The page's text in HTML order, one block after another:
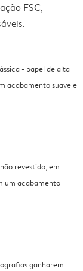
FSC,
- papel de alta
acabamento suave e
revestido, em
um acabamento
ganharem